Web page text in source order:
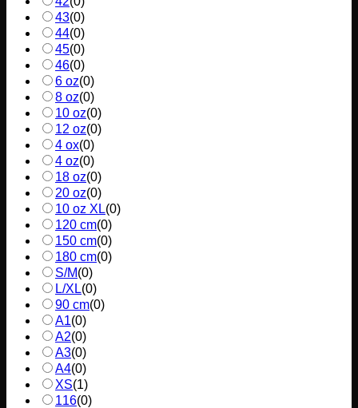
43(0)
44(0)
45(0)
46(0)
6 oz(0)
8 oz(0)
10 oz(0)
12 oz(0)
4 ox(0)
4 oz(0)
18 oz(0)
20 oz(0)
10 oz XL(0)
120 cm(0)
150 cm(0)
180 cm(0)
S/M(0)
L/XL(0)
90 cm(0)
A1(0)
A2(0)
A3(0)
A4(0)
XS(1)
116(0)